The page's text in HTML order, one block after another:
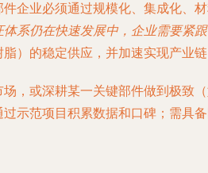
企业必须通过规模化、集成化、
系仍在快速发展中，企业需要紧跟
）的稳定供应，并加速实现产业
，或深耕某一关键部件做到极
示范项目积累数据和口碑；需具